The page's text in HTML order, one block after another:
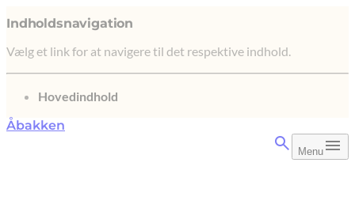
Indholdsnavigation
Vælg et link for at navigere til det respektive indhold.
gå til
Hovedindhold
Åbakken
Menu